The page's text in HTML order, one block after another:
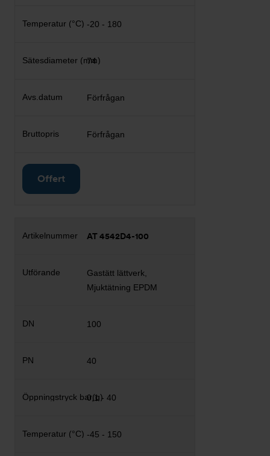
-20 - 180
74
Förfrågan
Förfrågan
Offert
AT 4542D4-100
Gastätt lättverk,
Mjuktätning EPDM
100
40
0,1 - 40
-45 - 150